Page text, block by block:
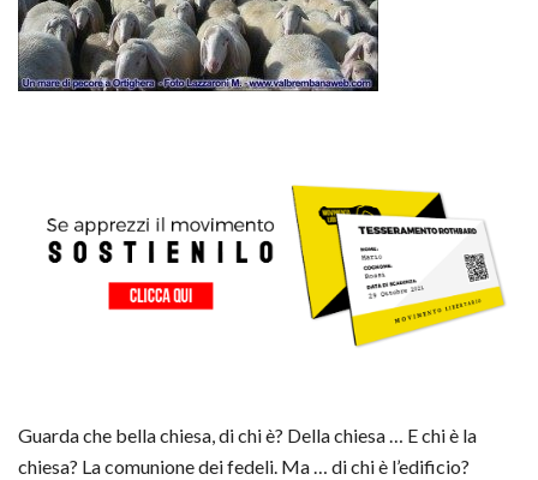
Guarda che bella chiesa, di chi è? Della chiesa … E chi è la
chiesa? La comunione dei fedeli. Ma … di chi è l’edificio?